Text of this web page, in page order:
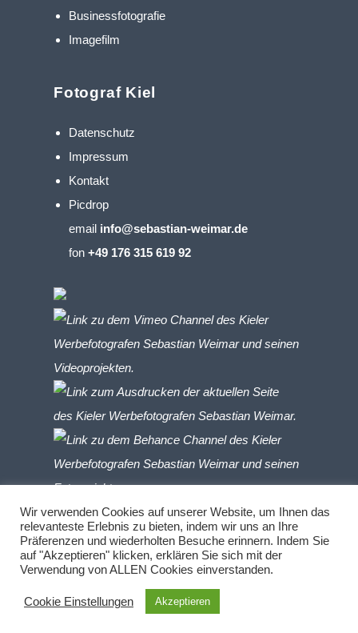
Businessfotografie
Imagefilm
Fotograf Kiel
Datenschutz
Impressum
Kontakt
Picdrop
email info@sebastian-weimar.de
fon +49 176 315 619 92
Wir verwenden Cookies auf unserer Website, um Ihnen das
relevanteste Erlebnis zu bieten, indem wir uns an Ihre
Präferenzen und wiederholten Besuche erinnern. Indem Sie
auf "Akzeptieren" klicken, erklären Sie sich mit der
Verwendung von ALLEN Cookies einverstanden.
Cookie Einstellungen Akzeptieren